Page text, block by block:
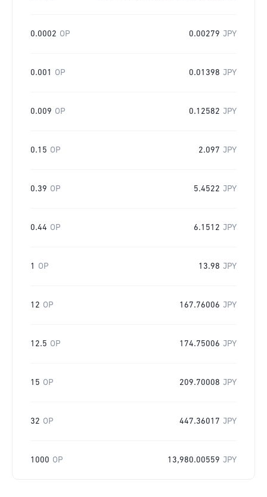
0.0002 OP 0.00279 JPY
0.001 OP 0.01398 JPY
0.009 OP 0.12582 JPY
0.15 OP 2.097 JPY
0.39 OP 5.4522 JPY
0.44 OP 6.1512 JPY
1 OP 13.98 JPY
12 OP 167.76006 JPY
12.5 OP 174.75006 JPY
15 OP 209.70008 JPY
32 OP 447.36017 JPY
1000 OP 13,980.00559 JPY